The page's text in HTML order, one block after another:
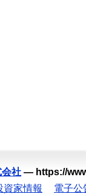
社 — https://
資家情報 電子公